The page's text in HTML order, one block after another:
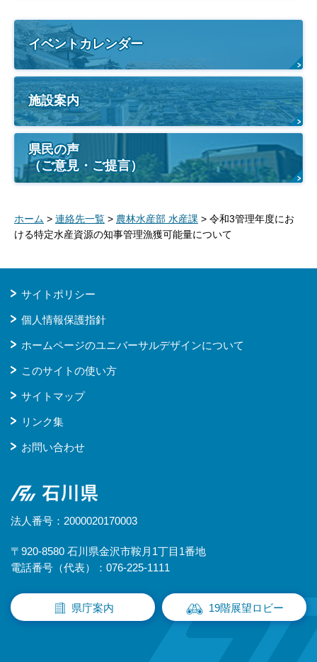
イベントカレンダー
施設案内
県民の声
（ご意見・ご提言）
ホーム > 連絡先一覧 > 農林水産部 水産課 > 令和3管理年度にお
ける特定水産資源の知事管理漁獲可能量について
サイトポリシー
個人情報保護指針
ホームページのユニバーサルデザインについて
このサイトの使い方
サイトマップ
リンク集
お問い合わせ
石川県
法人番号：2000020170003
〒920-8580 石川県金沢市鞍月1丁目1番地
電話番号（代表）：076-225-1111
県庁案内 19階展望ロビー